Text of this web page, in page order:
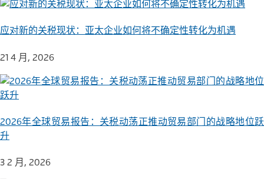
应对新的关税现状：亚太企业如何将不确定性转化为机遇
21 4 月, 2026
2026年全球贸易报告：关税动荡正推动贸易部门的战略地位跃
升
3 2 月, 2026